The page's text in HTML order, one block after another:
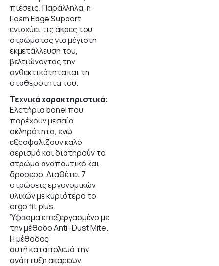
πιέσεις. Παράλληλα, η
Foam Edge Support
ενισχύει τις άκρες του
στρώματος για μέγιστη
εκμετάλλευση του,
βελτιώνοντας την
ανθεκτικότητα και τη
σταθερότητα του.
Τεχνικά χαρακτηριστικά:
Ελατήρια bonel που
παρέχουν μεσαία
σκληρότητα, ενώ
εξασφαλίζουν καλό
αερισμό και διατηρούν το
στρώμα αναπαυτικό και
δροσερό. Διαθέτει 7
στρώσεις εργονομικών
υλικών με κυριότερο το
ergofitplus.
Ύφασμα επεξεργασμένο με
την μέθοδοAnti–DustMite.
Η μέθοδος
αυτή καταπολεμά την
ανάπτυξη ακάρεων,